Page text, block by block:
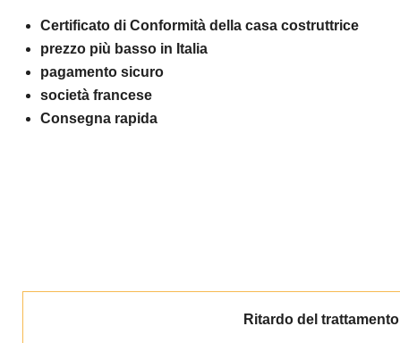
Certificato di Conformità della casa costruttrice
prezzo più basso in Italia
pagamento sicuro
società francese
Consegna rapida
Ritardo del trattamento